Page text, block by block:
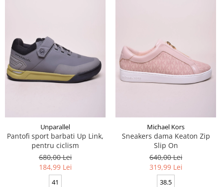
Unparallel
Pantofi sport barbati Up Link,
pentru ciclism
680,00 Lei
184,99 Lei
41
Michael Kors
Sneakers dama Keaton Zip
Slip On
640,00 Lei
319,99 Lei
38.5